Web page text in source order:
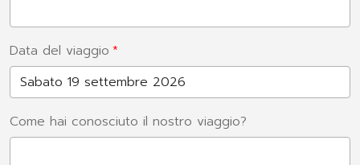
Data del viaggio
Come hai conosciuto il nostro viaggio?